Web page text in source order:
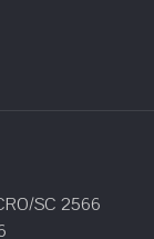
SC 2566